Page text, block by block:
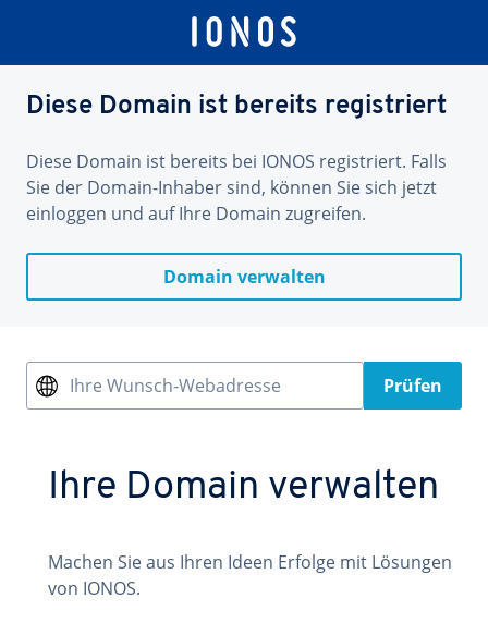
Diese Domain ist bereits registriert
Diese Domain ist bereits bei IONOS registriert. Falls
Sie der Domain-Inhaber sind, können Sie sich jetzt
einloggen und auf Ihre Domain zugreifen.
Domain verwalten
Ihre Wunsch-Webadresse Prüfen
Ihre Domain verwalten
Machen Sie aus Ihren Ideen Erfolge mit Lösungen
von IONOS.